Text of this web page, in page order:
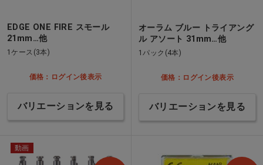
EDGE ONE FIRE スモール
21mm…他
1ケース(3本)
価格：ログイン後表示
バリエーションを見る
オーラム ブルー トライアング
ル アソート 31mm…他
1パック(4本)
価格：ログイン後表示
バリエーションを見る
動画